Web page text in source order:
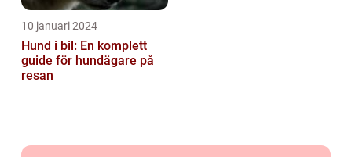
10 januari 2024
Hund i bil: En komplett
guide för hundägare på
resan